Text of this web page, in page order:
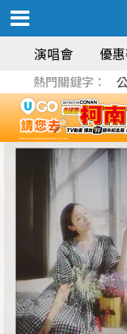
演唱會 優
熱門關鍵字：